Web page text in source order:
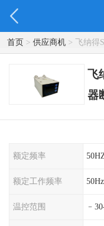
首页> 供应商机> 飞纳得
器 厂家
飞
器
额定频率
额定工作频率 50Hz
温控范围